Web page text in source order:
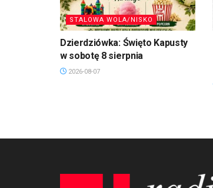
STALOWA WOLA/NISKO
Dzierdziówka: Święto Kapusty
w sobotę 8 sierpnia
2026-08-07